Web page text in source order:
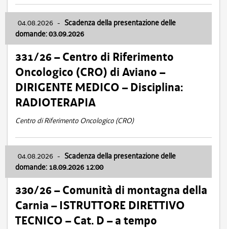
04.08.2026 - Scadenza della presentazione delle
domande: 03.09.2026
331/26 – Centro di Riferimento
Oncologico (CRO) di Aviano –
DIRIGENTE MEDICO – Disciplina:
RADIOTERAPIA
Centro di Riferimento Oncologico (CRO)
04.08.2026 - Scadenza della presentazione delle
domande: 18.09.2026 12:00
330/26 – Comunità di montagna della
Carnia – ISTRUTTORE DIRETTIVO
TECNICO – Cat. D – a tempo